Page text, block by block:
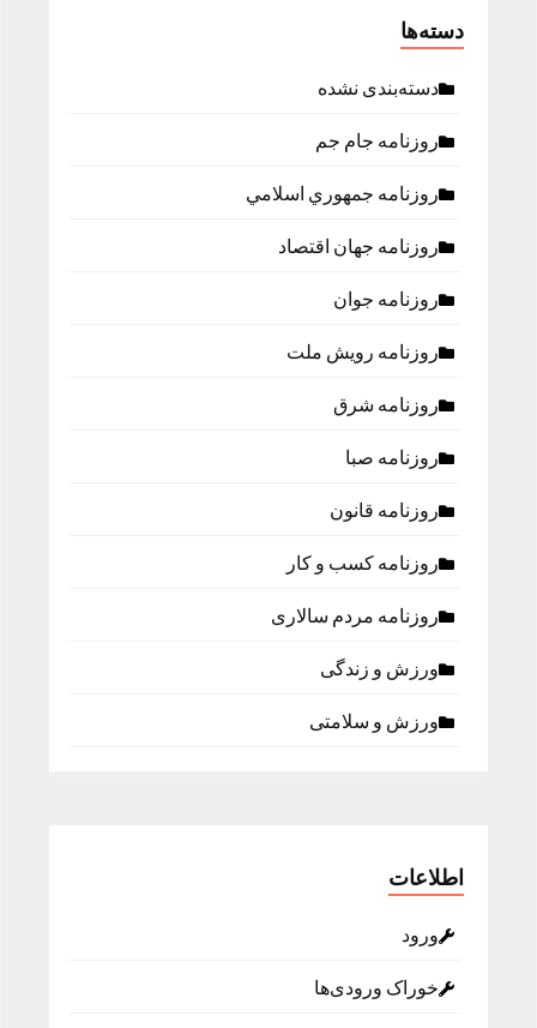
دسته‌ها
دسته‌بندی نشده
روزنامه جام جم
روزنامه جمهوري اسلامي
روزنامه جهان اقتصاد
روزنامه جوان
روزنامه رویش ملت
روزنامه شرق
روزنامه صبا
روزنامه قانون
روزنامه كسب و كار
روزنامه مردم سالاری
ورزش و زندگی
ورزش و سلامتی
اطلاعات
ورود
خوراک ورودی‌ها